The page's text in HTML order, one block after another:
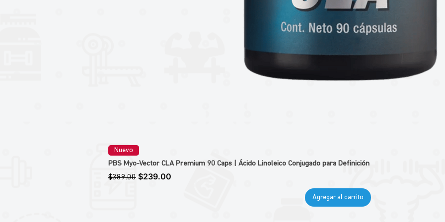
Nuevo
PBS Myo-Vector CLA Premium 90 Caps | Ácido Linoleico Conjugado para Definición
Precio
$389.00 Precio de oferta
$239.00
Agregar al carrito